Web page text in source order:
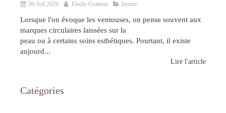
06 Juil 2026 Elodie Gratteau lecture
Lorsque l'on évoque les ventouses, on pense souvent aux
marques circulaires laissées sur la
peau ou à certains soins esthétiques. Pourtant, il existe
aujourd...
Lire l'article
Catégories